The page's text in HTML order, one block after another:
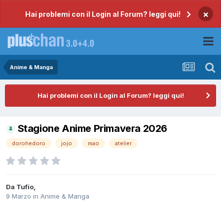
Hai problemi con il Login al Forum? leggi qui! ×
Anime & Manga
Hai problemi con il Login al Forum? leggi qui!
Stagione Anime Primavera 2026
dorohedoro jojo mao atelier
Da Tufio,
9 Marzo in Anime & Manga